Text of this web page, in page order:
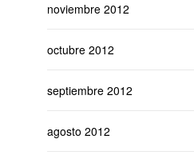
noviembre 2012
octubre 2012
septiembre 2012
agosto 2012